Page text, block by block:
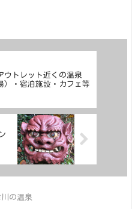
ウトレット近くの温泉
）・宿泊施設・カフェ等
川の温泉